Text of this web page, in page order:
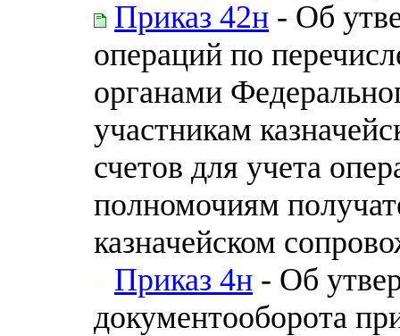
Приказ 42н - Об
операций по
органами
участникам
счетов для учета
полномочиям
казначейском
Приказ 4н - Об
документооборота